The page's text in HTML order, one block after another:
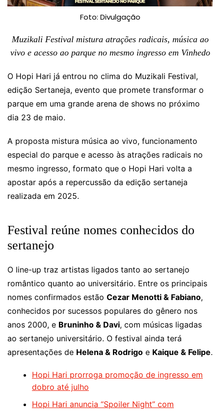
Foto: Divulgação
Muzikali Festival mistura atrações radicais, música ao
vivo e acesso ao parque no mesmo ingresso em Vinhedo
O Hopi Hari já entrou no clima do Muzikali Festival,
edição Sertaneja, evento que promete transformar o
parque em uma grande arena de shows no próximo
dia 23 de maio.
A proposta mistura música ao vivo, funcionamento
especial do parque e acesso às atrações radicais no
mesmo ingresso, formato que o Hopi Hari volta a
apostar após a repercussão da edição sertaneja
realizada em 2025.
Festival reúne nomes conhecidos do
sertanejo
O line-up traz artistas ligados tanto ao sertanejo
romântico quanto ao universitário. Entre os principais
nomes confirmados estão Cezar Menotti & Fabiano,
conhecidos por sucessos populares do gênero nos
anos 2000, e Bruninho & Davi, com músicas ligadas
ao sertanejo universitário. O festival ainda terá
apresentações de Helena & Rodrigo e Kaique & Felipe.
Hopi Hari prorroga promoção de ingresso em
dobro até julho
Hopi Hari anuncia “Spoiler Night” com